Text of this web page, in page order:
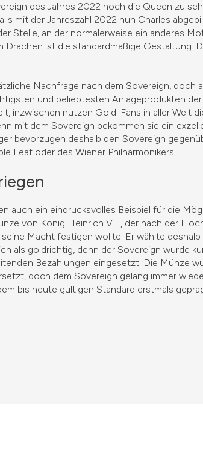
des Jahres 2022 noch die Queen zu
mit der Jahreszahl 2022 nun Charles
Stelle, an der normalerweise ein anderes
Drachen ist die standardmäßige Gestaltung.
Nachfrage nach dem Sovereign, doch
und beliebtesten Anlageprodukten der
inzwischen nutzen Gold-Fans in aller Welt
mit dem Sovereign bekommen sie ein
bevorzugen deshalb den Sovereign
Leaf oder des Wiener Philharmonikers.
auch ein eindrucksvolles Beispiel für die
von König Heinrich VII., der nach der
Macht festigen wollte. Er wählte
als goldrichtig, denn der Sovereign wurde
Bezahlungen eingesetzt. Die Münze
doch dem Sovereign gelang immer
bis heute gültigen Standard erstmals